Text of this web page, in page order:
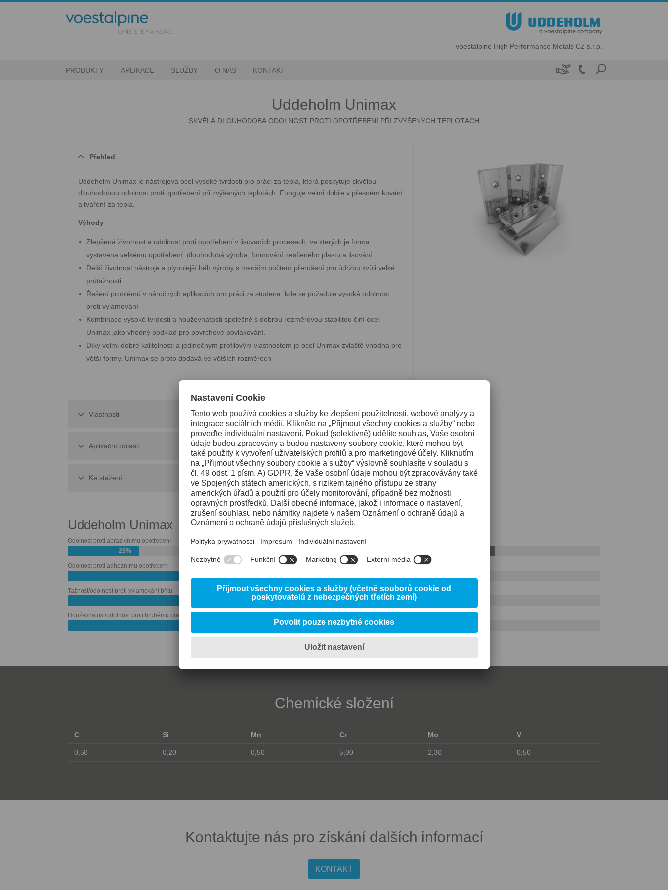
voestalpine High Performance Metals CZ s.r.o.
PRODUKTY APLIKACE SLUŽBY O NÁS KONTAKT 
Uddeholm Unimax
SKVĚLÁ DLOUHODOBÁ ODOLNOST PROTI OPOTŘEBENÍ PŘI ZVÝŠENÝCH TEPLOTÁCH
Přehled
Uddeholm Unimax je nástrojová ocel vysoké tvrdosti pro práci za tepla, která poskytuje skvělou
dlouhodobou odolnost proti opotřebení při zvýšených teplotách. Funguje velmi dobře v přesném kování
a tváření za tepla.
Výhody
Zlepšená životnost a odolnost proti opotřebení v lisovacích procesech, ve kterých je forma
vystavena velkému opotřebení, dlouhodobá výroba, formování zesíleného plastu a lisování
Delší životnost nástroje a plynulejší běh výroby s menším počtem přerušení pro údržbu kvůli velké
průtažnosti
Řešení problémů v náročných aplikacích pro práci za studena, kde se požaduje vysoká odolnost
proti vylamování
Kombinace vysoké tvrdosti a houževnatosti společně s dobrou rozměrovou stabilitou činí ocel
Unimax jako vhodný podklad pro povrchové povlakování.
Díky velmi dobré kalitelnosti a jedinečným profilovým vlastnostem je ocel Unimax zvláště vhodná pro
větší formy. Unimax se proto dodává ve větších rozměrech
Vlastnosti
Aplikační oblasti
Ke stažení
Uddeholm Unimax
Odolnost proti abrazivnímu opotřebení
25%
Odolnost proti adheznímu opotřebení
Tažnost/odolnost proti vylamování břitu
95%
Houževnatost/odolnost proti hrubému praskání
Referenční ocel AISI D2
Odolnost proti abrazivnímu opotřebení
Odolnost proti adheznímu opotřebení
Tažnost/odolnost proti vylamování břitu
20%
10%
Chemické složení
C Si Mn Cr Mo V
0,50 0,20 0,50 5,00 2,30 0,50
Kontaktujte nás pro získání dalších informací
KONTAKT